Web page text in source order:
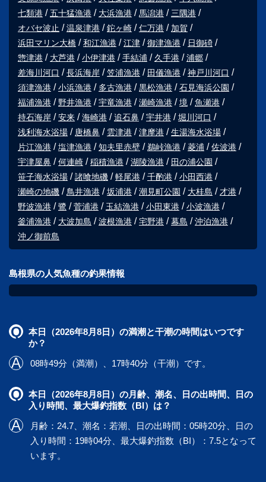
七類港
五十猛漁港 大浜漁港 馬潟港
三隅港
オバセ波止
温泉津港 鉈ヶ崎 仁万港
加賀
浜田マリン大橋
和江漁港 江津 御津漁港
日御碕
惣津港
大芦港 小伊津港 手結浦 久手港
浦郷
差海川河口
長浜海岸 笠浦漁港 田儀漁港
神戸川河口
須津漁港
小浜漁港 多古漁港 黒松漁港
石見海浜公園
福浦漁港
野井漁港 宇竜漁港 瀬崎漁港 境
魚瀬港
持石海岸
安来 海崎港 追石鼻 宇井港
堀川河口
浅利海水浴場
唐橋鼻 雲津港 津摩港
生湯海水浴場
片江漁港
塩津漁港 知夫里赤壁 鵜峠漁港 菱浦
佐波港
宇津屋鼻
何連崎 稲積漁港 湖陵漁港
田の浦公園
笹子海水浴場
諸喰地磯 軽尾港 千酌港
小田西港
瀬崎の地磯
鳥井漁港 坂浦港 潮見町公園 大桂島
才港
野波漁港
鷺 菅浦港 玉結漁港 小田東港
小波漁港
釜浦漁港
大波加島 波根漁港 宅野港 幕島
沖泊漁港
沖ノ御前島
島根県の人気魚種の釣果情報
本日（2026年8月8日）の満潮と干潮の時間はいつです
か？
08時49分（満潮）、17時40分（干潮）です。
本日（2026年8月8日）の月齢、潮名、日の出時間、日の
入り時間、最大爆釣指数（BI）は？
月齢：24.7、潮名：若潮、日の出時間：05時20分、日の
入り時間：19時04分、最大爆釣指数（BI）：7.5となって
います。